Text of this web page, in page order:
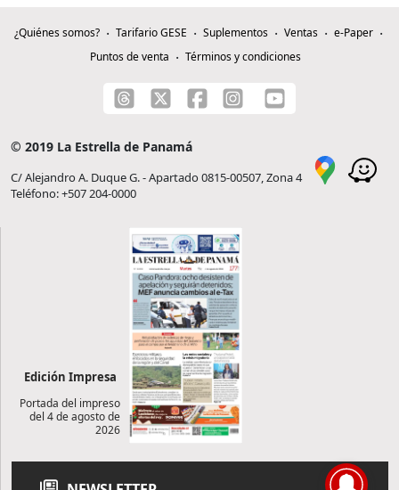
¿Quiénes somos? Tarifario GESE Suplementos Ventas
e-Paper
Puntos de venta
Términos y condiciones
© 2019 La Estrella de Panamá
C/ Alejandro A. Duque G. - Apartado 0815-00507, Zona 4
Teléfono: +507 204-0000
Edición Impresa
Portada del impreso
del 4 de agosto de
2026